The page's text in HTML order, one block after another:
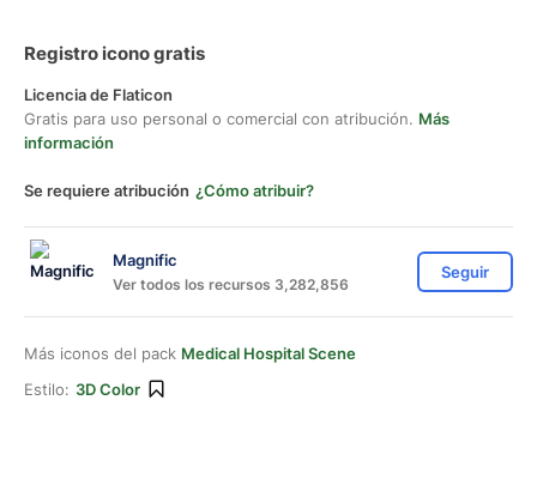
Registro icono gratis
Licencia de Flaticon
Gratis para uso personal o comercial con atribución. Más
información
Se requiere atribución ¿Cómo atribuir?
Magnific
Ver todos los recursos 3,282,856
Seguir
Más iconos del pack Medical Hospital Scene
Estilo: 3D Color